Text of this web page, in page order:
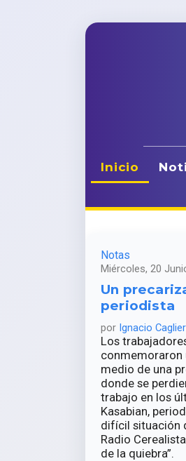
Inicio
Notas
Miércoles, 20
Un
periodista
por Ignacio
Los
conmemoraron
medio de una
donde se
trabajo en los
Kasabian,
difícil situación
Radio
de la quiebra”.